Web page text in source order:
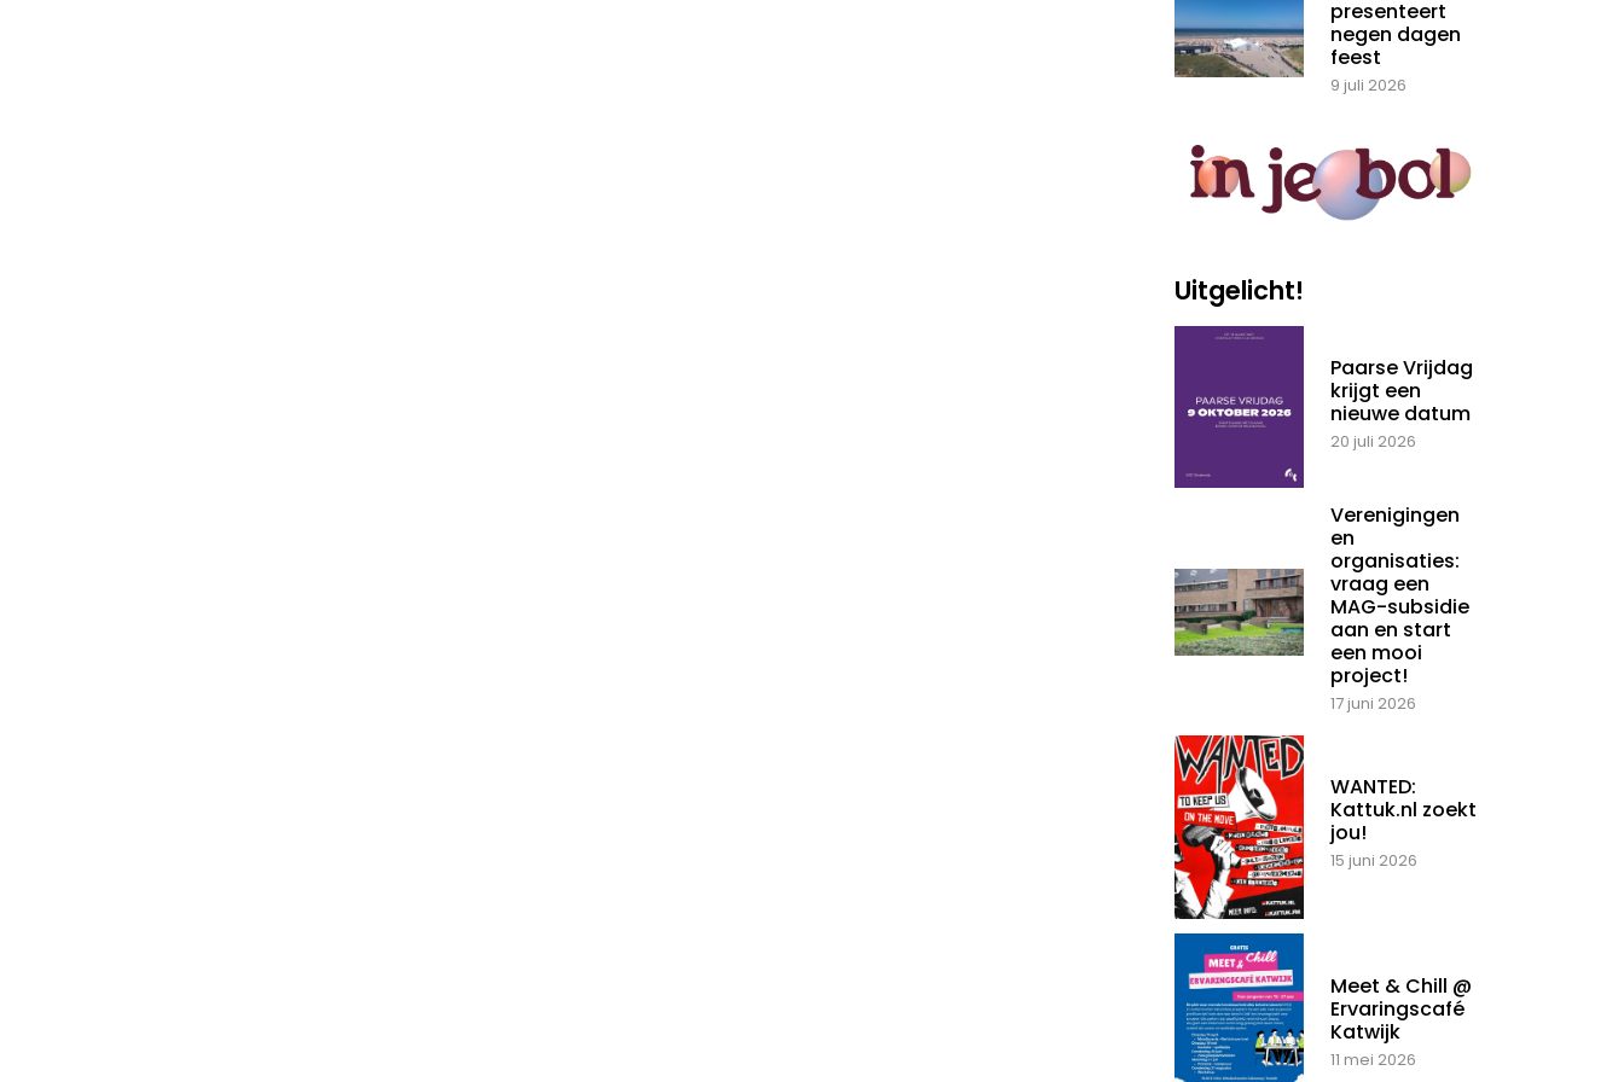
presenteert
negen dagen
feest
9 juli 2026
Uitgelicht!
Paarse Vrijdag
krijgt een
nieuwe datum
20 juli 2026
Verenigingen
en
organisaties:
vraag een
MAG-subsidie
aan en start
een mooi
project!
17 juni 2026
WANTED:
Kattuk.nl zoekt
jou!
15 juni 2026
Meet & Chill @
Ervaringscafé
Katwijk
11 mei 2026